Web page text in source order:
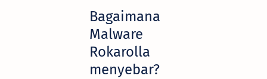
Bagaimana
Malware
Rokarolla
menyebar?